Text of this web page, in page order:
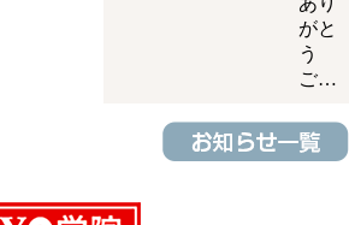
がと
う
ご…